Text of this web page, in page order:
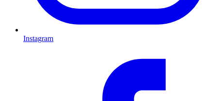
Instagram